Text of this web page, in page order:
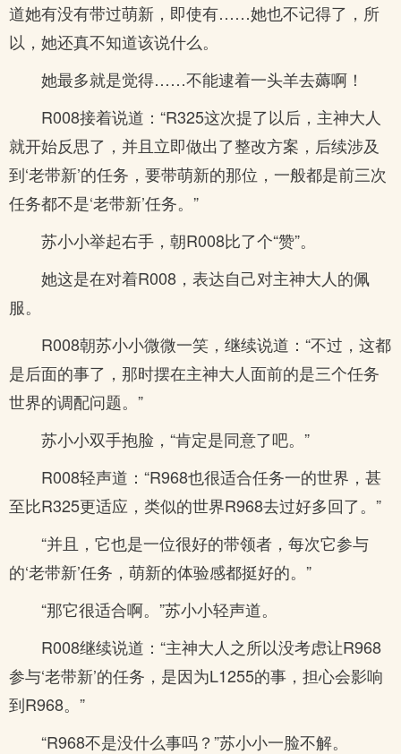
道她有没有带过萌新，即使有……她也不记得了，所
以，她还真不知道该说什么。
她最多就是觉得……不能逮着一头羊去薅啊！
R008接着说道：“R325这次提了以后，主神大人
就开始反思了，并且立即做出了整改方案，后续涉及
到‘老带新’的任务，要带萌新的那位，一般都是前三次
任务都不是‘老带新’任务。”
苏小小举起右手，朝R008比了个“赞”。
她这是在对着R008，表达自己对主神大人的佩
服。
R008朝苏小小微微一笑，继续说道：“不过，这都
是后面的事了，那时摆在主神大人面前的是三个任务
世界的调配问题。”
苏小小双手抱脸，“肯定是同意了吧。”
R008轻声道：“R968也很适合任务一的世界，甚
至比R325更适应，类似的世界R968去过好多回了。”
“并且，它也是一位很好的带领者，每次它参与
的‘老带新’任务，萌新的体验感都挺好的。”
“那它很适合啊。”苏小小轻声道。
R008继续说道：“主神大人之所以没考虑让R968
参与‘老带新’的任务，是因为L1255的事，担心会影响
到R968。”
“R968不是没什么事吗？”苏小小一脸不解。